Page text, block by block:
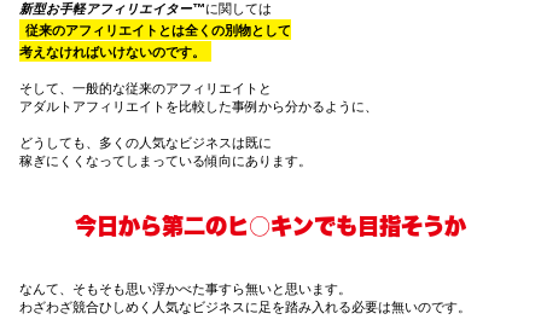
新型お手軽アフィリエイター™に関しては
従来のアフィリエイトとは全くの別物として
考えなければいけないのです。
そして、一般的な従来のアフィリエイトと
アダルトアフィリエイトを比較した事例から分かるように、
どうしても、多くの人気なビジネスは既に
稼ぎにくくなってしまっている傾向にあります。
今日から第二のヒ○キンでも目指そうか
なんて、そもそも思い浮かべた事すら無いと思います。
わざわざ競合ひしめく人気なビジネスに足を踏み入れる必要は無いのです。